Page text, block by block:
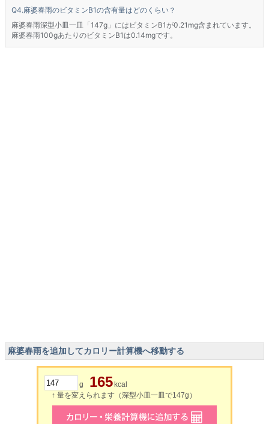
麻婆春雨のビタミンB1の含有量はどのくらい？
麻婆春雨深型小皿一皿「147g」にはビタミンB1が0.21mg含まれています。
麻婆春雨100gあたりのビタミンB1は0.14mgです。
麻婆春雨を追加してカロリー計算機へ移動する
g 165 kcal
↑ 量を変えられます（深型小皿一皿で147g）